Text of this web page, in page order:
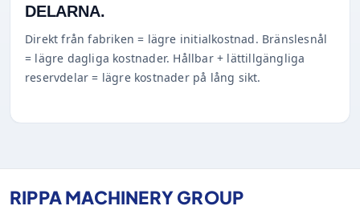
DELARNA.
Direkt från fabriken = lägre initialkostnad. Bränslesnål
= lägre dagliga kostnader. Hållbar + lättillgängliga
reservdelar = lägre kostnader på lång sikt.
RIPPA MACHINERY GROUP